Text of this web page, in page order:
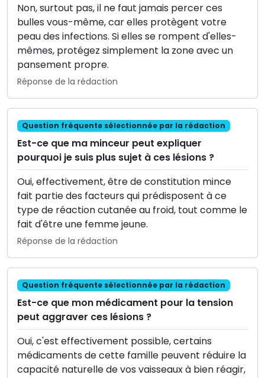
Non, surtout pas, il ne faut jamais percer ces
bulles vous-même, car elles protègent votre
peau des infections. Si elles se rompent d'elles-
mêmes, protégez simplement la zone avec un
pansement propre.
Réponse de la rédaction
Question fréquente sélectionnée par la rédaction
Est-ce que ma minceur peut expliquer
pourquoi je suis plus sujet à ces lésions ?
Oui, effectivement, être de constitution mince
fait partie des facteurs qui prédisposent à ce
type de réaction cutanée au froid, tout comme le
fait d'être une femme jeune.
Réponse de la rédaction
Question fréquente sélectionnée par la rédaction
Est-ce que mon médicament pour la tension
peut aggraver ces lésions ?
Oui, c'est effectivement possible, certains
médicaments de cette famille peuvent réduire la
capacité naturelle de vos vaisseaux à bien réagir,